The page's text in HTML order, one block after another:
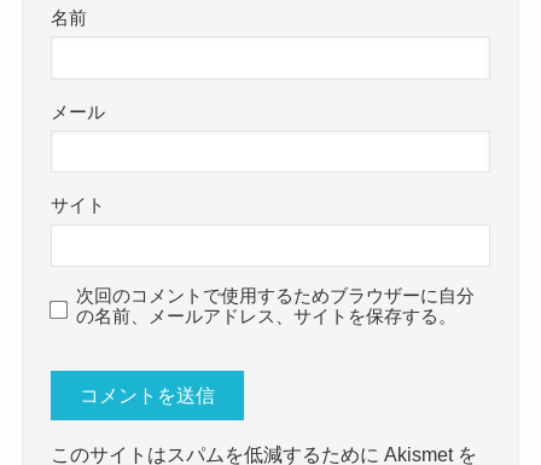
名前
メール
サイト
次回のコメントで使用するためブラウザーに自分
の名前、メールアドレス、サイトを保存する。
このサイトはスパムを低減するために Akismet を